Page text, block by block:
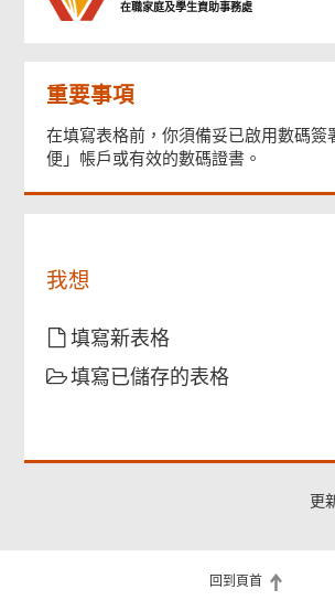
甲部: 彌償人資料
更改事項
確認通知書
在職家庭及學生資助事務處
重要事項
在填寫表格前，你須備妥已啟用數碼簽
便」帳戶或有效的數碼證書。
我想
填寫新表格
填寫已儲存的表格
更
回到頁首